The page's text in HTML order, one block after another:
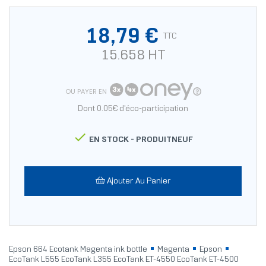
18,79 € TTC
15.658 HT
OU PAYER EN
Dont 0.05€ d'éco-participation
 EN STOCK - PRODUITNEUF
Ajouter Au Panier
Epson 664 Ecotank Magenta ink bottle Magenta
Epson
EcoTank L555 EcoTank L355 EcoTank ET-4550 EcoTank ET-4500